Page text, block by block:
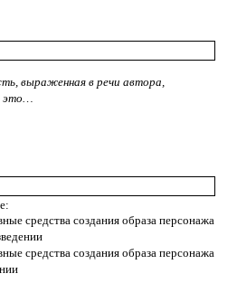
выраженная в речи автора,
это…
средства создания образа персонажа
средства создания образа персонажа